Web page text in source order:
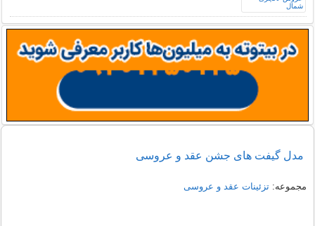
مدل گیفت های جشن عقد و عروسی
مجموعه:تزئینات عقد و عروسی